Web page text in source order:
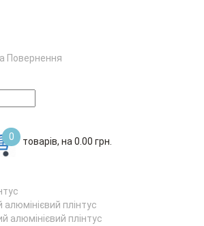
Повернення
0 товарів, на 0.00 грн.
плінтус
алюмінієвий плінтус